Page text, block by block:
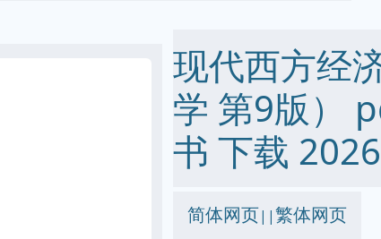
现代西方经
学 第9版）
书 下载 2026
简体网页||繁体网页